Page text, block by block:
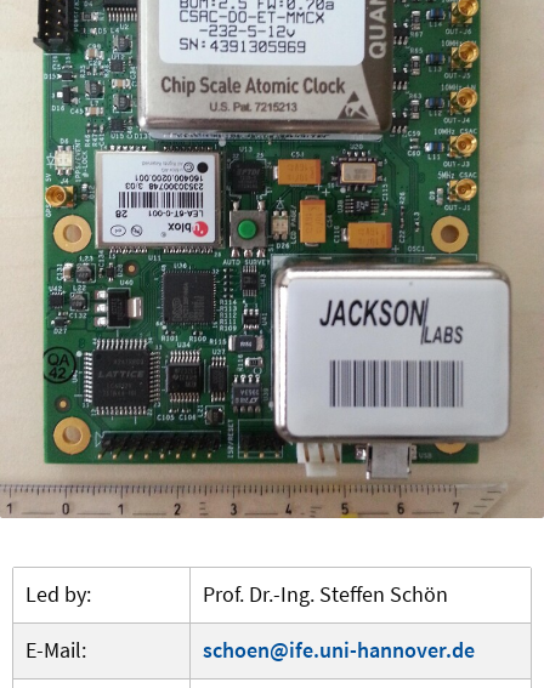
Led by:
Prof. Dr.-Ing. Steffen Schön
E-Mail:
schoen@ife.uni-hannover.de